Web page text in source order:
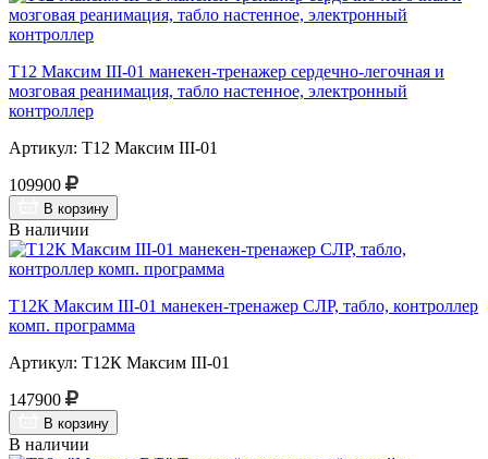
Т12 Максим III-01 манекен-тренажер сердечно-легочная и
мозговая реанимация, табло настенное, электронный
контроллер
Артикул: Т12 Максим III-01
109900
В корзину
В наличии
Т12К Максим III-01 манекен-тренажер СЛР, табло, контроллер
комп. программа
Артикул: Т12К Максим III-01
147900
В корзину
В наличии